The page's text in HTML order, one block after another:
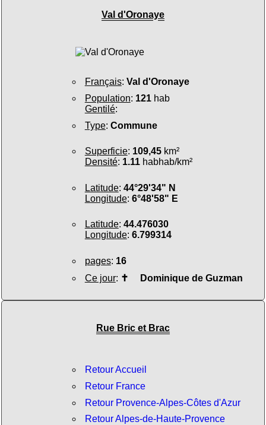
Val d'Oronaye
Français: Val d'Oronaye
Population: 121hab
Gentilé:
Type: Commune
Superficie: 109,45km²
Densité: 1.11habhab/km²
Latitude: 44°29'34" N
Longitude: 6°48'58" E
Latitude: 44.476030
Longitude: 6.799314
pages: 16
Ce jour: ✝ Dominique de Guzman
Rue Bric et Brac
Retour Accueil
Retour France
Retour Provence-Alpes-Côtes d'Azur
Retour Alpes-de-Haute-Provence